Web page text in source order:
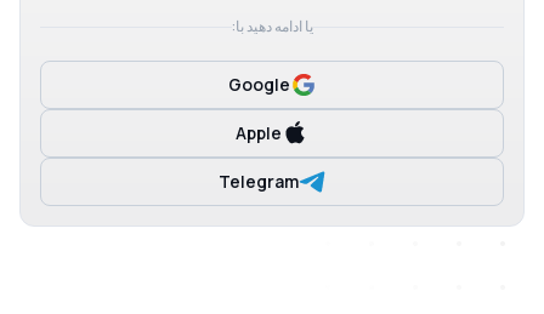
یا ادامه دهید با:
Google
Apple
Telegram